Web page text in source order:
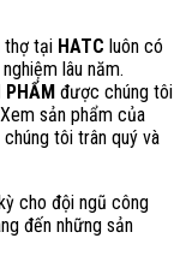
thợ tại HATC luôn có
lâu năm.
PHẨM được chúng tôi
sản phẩm của
tôi trân quý và
cho đội ngũ công
đến những sản